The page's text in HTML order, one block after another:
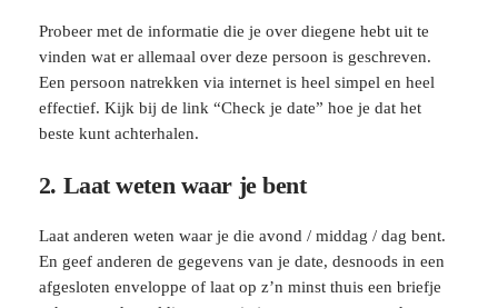
Probeer met de informatie die je over diegene hebt uit te
vinden wat er allemaal over deze persoon is geschreven.
Een persoon natrekken via internet is heel simpel en heel
effectief. Kijk bij de link “Check je date” hoe je dat het
beste kunt achterhalen.
2. Laat weten waar je bent
Laat anderen weten waar je die avond / middag / dag bent.
En geef anderen de gegevens van je date, desnoods in een
afgesloten enveloppe of laat op z’n minst thuis een briefje